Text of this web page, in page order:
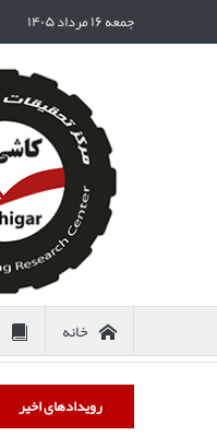
جمعه ۱۶ مرداد ۱۴۰۵
خانه
رویدادهای اخیر